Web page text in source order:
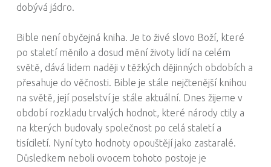
dobývá jádro.
Bible není obyčejná kniha. Je to živé slovo Boží, které
po staletí měnilo a dosud mění životy lidí na celém
světě, dává lidem naději v těžkých dějinných obdobích a
přesahuje do věčnosti. Bible je stále nejčtenější knihou
na světě, její poselství je stále aktuální. Dnes žijeme v
období rozkladu trvalých hodnot, které národy ctily a
na kterých budovaly společnost po celá staletí a
tisíciletí. Nyní tyto hodnoty opouštějí jako zastaralé.
Důsledkem neboli ovocem tohoto postoje je